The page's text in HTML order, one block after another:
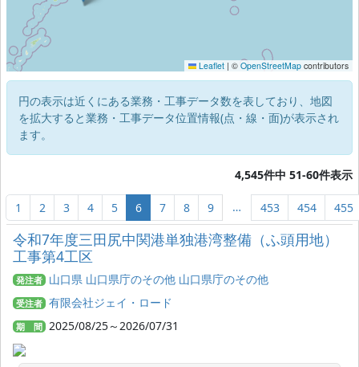
Leaflet | © OpenStreetMap contributors
円の表示は近くにある業務・工事データ数を表しており、地図
を拡大すると業務・工事データ位置情報(点・線・面)が表示され
ます。
4,545件中 51-60件表示
1 2 3 4 5 6 7 8 9 … 453 454 455
令和7年度三田尻中関港単独港湾整備（ふ頭用地）
工事第4工区
発注者 山口県 山口県庁のその他 山口県庁のその他
受注者 有限会社ジェイ・ロード
期 間 2025/08/25～2026/07/31